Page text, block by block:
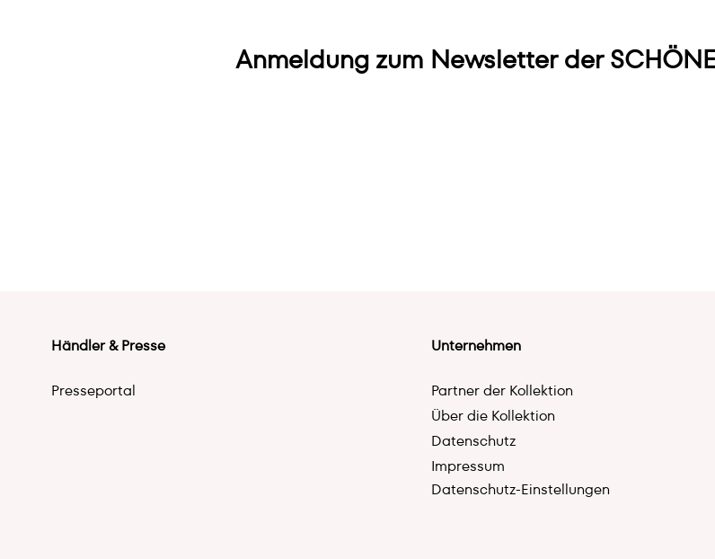
Anmeldung zum Newsletter der
Händler & Presse
Presseportal
Unternehmen
Partner der Kollektion
Über die Kollektion
Datenschutz
Impressum
Datenschutz-Einstellungen